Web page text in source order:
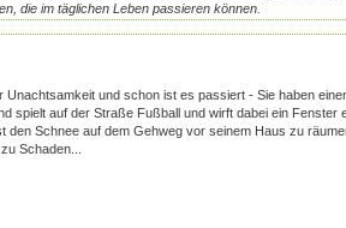
die im täglichen Leben passieren können.
Unachtsamkeit und schon ist es passiert - Sie haben
spielt auf der Straße Fußball und wirft dabei ein Fenster
den Schnee auf dem Gehweg vor seinem Haus zu
Schaden...